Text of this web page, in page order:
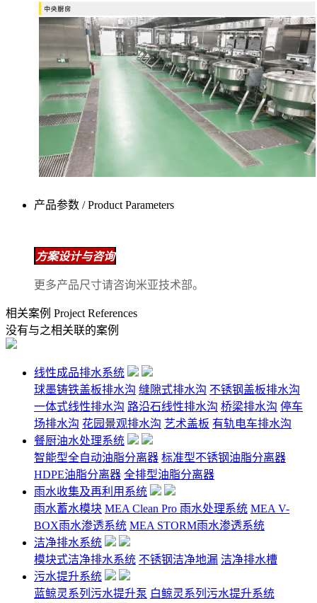
产品参数 / Product Parameters
方案设计与咨询
更多产品尺寸请咨询米亚技术部。
相关案例 Project References
没有与之相关联的案例
线性成品排水系统
球墨铸铁盖板排水沟 缝隙式排水沟 不锈钢盖板排水沟
一体式线性排水沟 路沿石线性排水沟 桥梁排水沟 停车
场排水沟 花园景观排水沟 艺术盖板 有轨电车排水沟
餐厨油水处理系统
智能型全自动油脂分离器 标准型不锈钢油脂分离器
HDPE油脂分离器 全排型油脂分离器
雨水收集及再利用系统
雨水蓄水模块 MEA Clean Pro 雨水处理系统 MEA V-
BOX雨水渗透系统 MEA STORM雨水渗透系统
洁净排水系统
模块式洁净排水系统 不锈钢洁净地漏 洁净排水槽
污水提升系统
蓝鲸灵系列污水提升泵 白鲸灵系列污水提升系统